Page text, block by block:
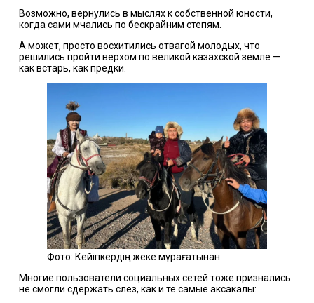
Возможно, вернулись в мыслях к собственной юности,
когда сами мчались по бескрайним степям.
А может, просто восхитились отвагой молодых, что
решились пройти верхом по великой казахской земле —
как встарь, как предки.
Фото: Кейіпкердің жеке мұрағатынан
Многие пользователи социальных сетей тоже признались:
не смогли сдержать слез, как и те самые аксакалы: